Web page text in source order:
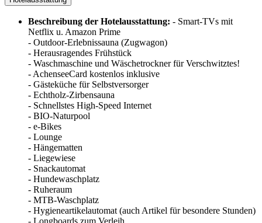
Beschreibung der Hotelausstattung: - Smart-TVs mit
Netflix u. Amazon Prime
- Outdoor-Erlebnissauna (Zugwagon)
- Herausragendes Frühstück
- Waschmaschine und Wäschetrockner für Verschwitztes!
- AchenseeCard kostenlos inklusive
- Gästeküche für Selbstversorger
- Echtholz-Zirbensauna
- Schnellstes High-Speed Internet
- BIO-Naturpool
- e-Bikes
- Lounge
- Hängematten
- Liegewiese
- Snackautomat
- Hundewaschplatz
- Ruheraum
- MTB-Waschplatz
- Hygieneartikelautomat (auch Artikel für besondere Stunden)